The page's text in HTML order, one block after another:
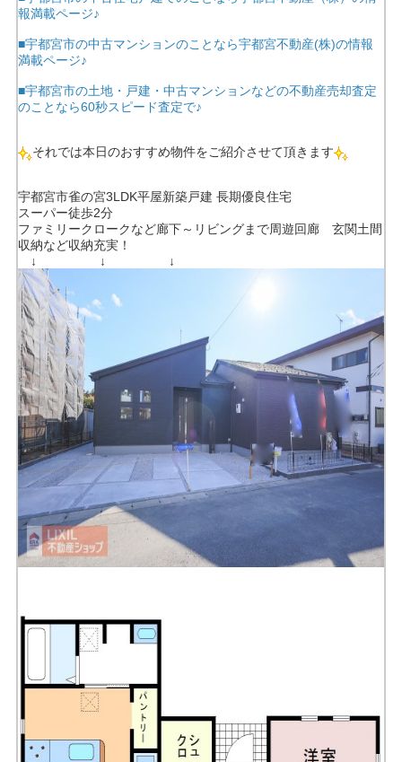
報満載ページ♪
■宇都宮市の中古マンションのことなら宇都宮不動産(株)の情報
満載ページ♪
■宇都宮市の土地・戸建・中古マンションなどの不動産売却査定
のことなら60秒スピード査定で♪
それでは本日のおすすめ物件をご紹介させて頂きます
宇都宮市雀の宮3LDK平屋新築戸建 長期優良住宅
スーパー徒歩2分
ファミリークロークなど廊下～リビングまで周遊回廊 玄関土間
収納など収納充実！
↓ ↓ ↓